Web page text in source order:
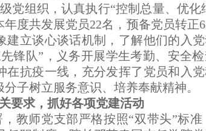
党组织，认真执行“控制总量、优
度共发展党员22名，预备党员转正
建立谈心谈话机制，了解他们的入
锋队”，义务开展学生考勤、安全
在抗疫一线，充分发挥了党员和入
子树立服务意识、培养奉献精神。
要求，抓好各项党建活动
教师党支部严格按照“双带头”标